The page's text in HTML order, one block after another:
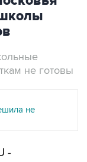
не готовы
не
-